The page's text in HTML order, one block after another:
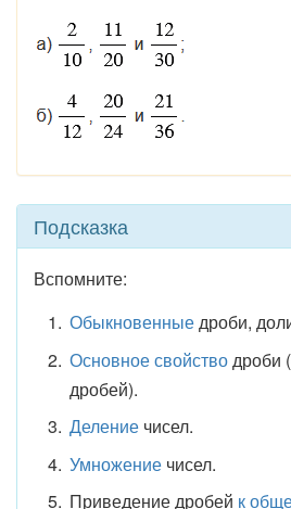
Подсказка
Вспомните:
Обыкновенныедроби,
Основное свойстводроби
дробей).
Делениечисел.
Умножениечисел.
Приведение дробей к